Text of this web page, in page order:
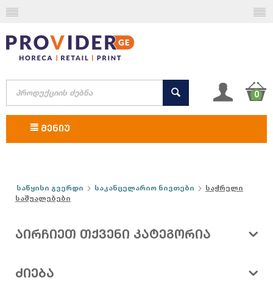
0
ᲛᲔᲜᲘᲣ
საწყისი გვერდი საკანცელარიო ნივთები
საჭრელი
საშუალებები
ᲐᲘᲠᲩᲘᲔᲗ ᲗᲥᲕᲔᲜᲘ ᲙᲐᲢᲔᲒᲝᲠᲘᲐ
ᲫᲘᲔᲑᲐ